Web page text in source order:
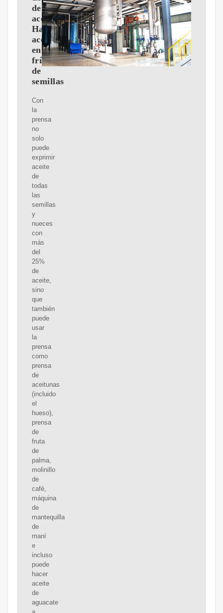
de
aceite
Hacer
aceite
en
frío
de
semillas
Con
la
prensa
no
solo
puede
exprimir
aceite
de
todas
las
semillas
y
nueces
con
más
del
25%
de
aceite,
sino
que
también
puede
usar
la
prensa
como
prensa
de
aceitunas
(incluido
el
hueso),
prensa
de
fruta
de
palma,
molinillo
de
café,
máquina
de
mantequilla
de
maní
e
incluso
puede
hacer
aceite
de
aguacate